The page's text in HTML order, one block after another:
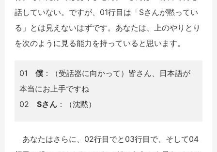
話していない。ですが、01行目は「Sさんが黙ってい
る」とは見えないはずです。あなたは、上のやりとり
を次のように見る能力を持っていると思います。
01 僕 ：（受話器に向かって）皆さん、日本語が
本当にお上手ですね
02 Sさん ：（沈黙）
あなたはさらに、02行目でと03行目で、そして04